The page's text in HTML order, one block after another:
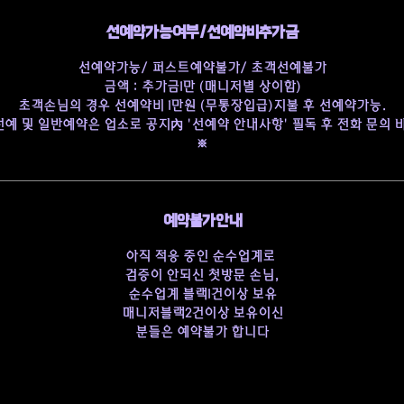
선예약가능여부/선예약비추가금
선예약가능/ 퍼스트예약불가/ 초객선예불가
금액 : 추가금1만 (매니저별 상이함)
초객손님의 경우 선예약비 1만원 (무통장입급)지불 후 선예약가능.
및 일반예약은 업소로 공지內 '선예약 안내사항' 필독 후 전화 문의
※
예약불가안내
아직 적응 중인 순수업계로
검증이 안되신 첫방문 손님,
순수업계 블랙1건이상 보유
매니저블랙2건이상 보유이신
분들은 예약불가 합니다